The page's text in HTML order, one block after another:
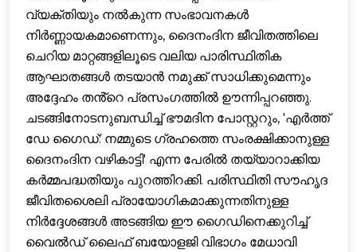
വ്യക്തിയും നൽകുന്ന സംഭാവനകൾ
നിർണ്ണായകമാണെന്നും, ദൈനംദിന ജീവിതത്തിലെ
ചെറിയ മാറ്റങ്ങളിലൂടെ വലിയ പാരിസ്ഥിതിക
ആഘാതങ്ങൾ തടയാൻ നമുക്ക് സാധിക്കുമെന്നും
അദ്ദേഹം തൻ്റെ പ്രസംഗത്തിൽ ഊന്നിപ്പറഞ്ഞു.
ചടങ്ങിനോടനുബന്ധിച്ച് ഭൗമദിന പോസ്റ്ററും, 'എർത്ത്
ഡേ ഗൈഡ്: നമ്മുടെ ഗ്രഹത്തെ സംരക്ഷിക്കാനുള്ള
ദൈനംദിന വഴികാട്ടി' എന്ന പേരിൽ തയ്യാറാക്കിയ
കർമ്മപദ്ധതിയും പുറത്തിറക്കി. പരിസ്ഥിതി സൗഹൃദ
ജീവിതശൈലി പ്രായോഗികമാക്കുന്നതിനുള്ള
നിർദ്ദേശങ്ങൾ അടങ്ങിയ ഈ ഗൈഡിനെക്കുറിച്ച്
വൈൽഡ് ലൈഫ് ബയോളജി വിഭാഗം മേധാവി